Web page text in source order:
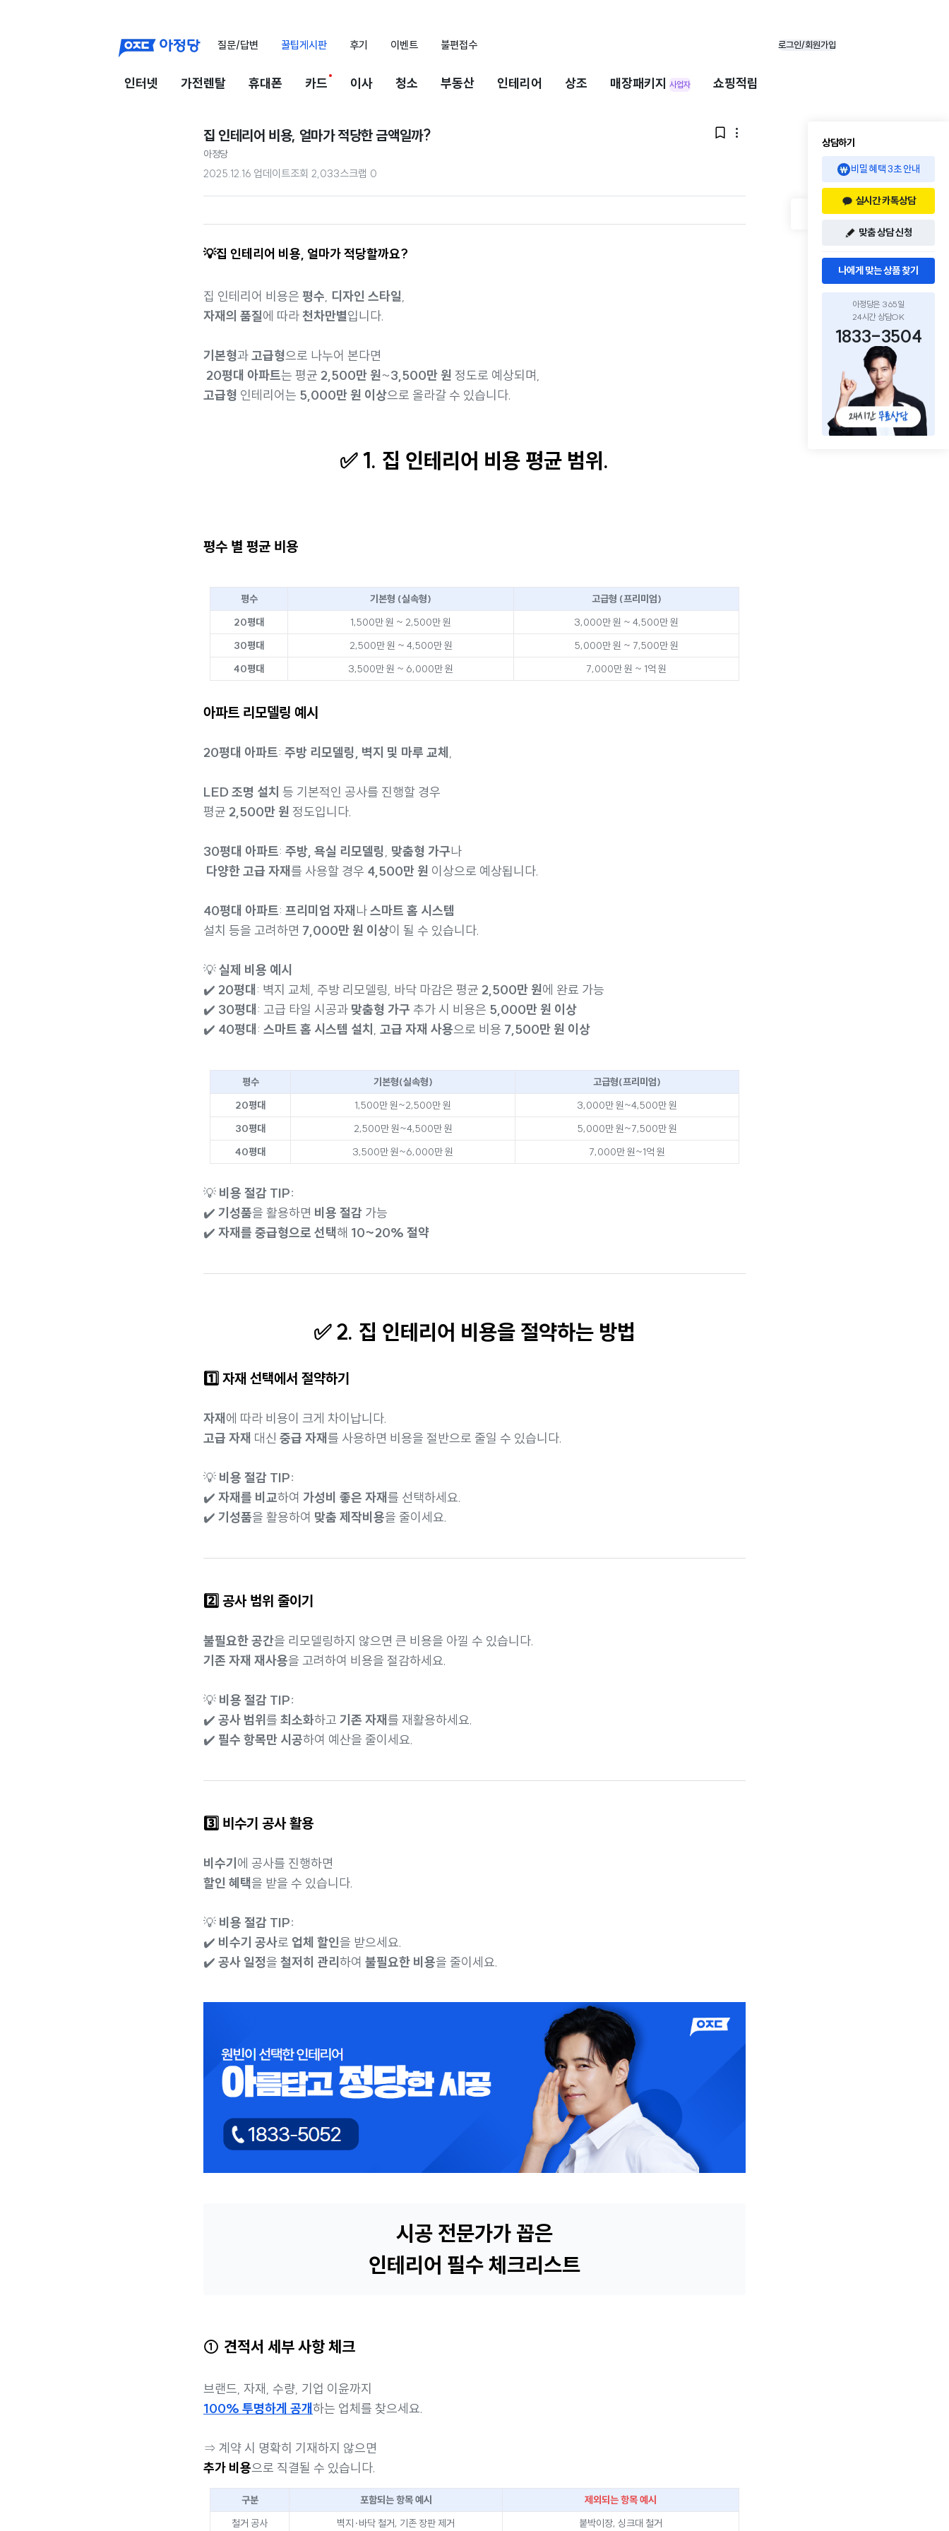
질문/답변 꿀팁게시판 후기 이벤트 불편접수 로그인/회원가입
인터넷 가전렌탈 휴대폰 카드 이사 청소 부동산 인테리어 상조 매장패키지 사업자 쇼핑적립
집 인테리어 비용, 얼마가 적당한 금액일까?  
아정당
2025.12.16 업데이트조회 2,033스크랩 0
💡집 인테리어 비용, 얼마가 적당할까요?
집 인테리어 비용은 평수, 디자인 스타일,
자재의 품질에 따라천차만별입니다.
기본형과고급형으로 나누어 본다면
20평대 아파트는 평균 2,500만 원~3,500만 원 정도로 예상되며,
고급형 인테리어는 5,000만 원 이상으로 올라갈 수 있습니다.
✅1. 집 인테리어 비용 평균 범위.
평수 별 평균 비용
평수 기본형 (실속형)
고급형 (프리미엄)
20평대
1,500만 원 ~ 2,500만 원
3,000만 원 ~ 4,500만 원
30평대
2,500만 원 ~ 4,500만 원
5,000만 원 ~ 7,500만 원
40평대
3,500만 원 ~ 6,000만 원 7,000만 원 ~ 1억 원
아파트 리모델링 예시
20평대 아파트: 주방 리모델링, 벽지 및 마루 교체 ,
LED 조명 설치 등 기본적인 공사를 진행할 경우
평균 2,500만 원 정도입니다.
30평대 아파트: 주방, 욕실 리모델링, 맞춤형 가구나
다양한 고급 자재를 사용할 경우 4,500만 원 이상으로 예상됩니다.
40평대 아파트: 프리미엄 자재 나스마트 홈 시스템
설치 등을 고려하면 7,000만 원 이상이 될 수 있습니다.
💡실제 비용 예시
✔️ 20평대 : 벽지 교체, 주방 리모델링, 바닥 마감은 평균 2,500만 원에 완료 가능
✔️ 30평대 : 고급 타일 시공과 맞춤형 가구 추가 시 비용은 5,000만 원 이상
✔️ 40평대 : 스마트 홈 시스템 설치 , 고급 자재 사용으로 비용 7,500만 원 이상
평수 기본형(실속형)
고급형(프리미엄)
20평대
1,500만 원~2,500만 원
3,000만 원~4,500만 원
30평대
2,500만 원~4,500만 원
5,000만 원~7,500만 원
40평대
3,500만 원~6,000만 원 7,000만 원~1억 원
💡 비용 절감 TIP:
✔️ 기성품을 활용하면 비용 절감 가능
✔️ 자재를 중급형으로 선택해 10~20% 절약
✅2. 집 인테리어 비용을 절약하는 방법
1️⃣ 자재 선택에서 절약하기
자재 에 따라 비용이 크게 차이납니다.
고급 자재 대신 중급 자재를 사용하면 비용을 절반으로 줄일 수 있습니다.
💡 비용 절감 TIP:
✔️ 자재를 비교하여 가성비 좋은 자재를 선택하세요.
✔️ 기성품을 활용하여 맞춤 제작비용을 줄이세요.
2️⃣ 공사 범위 줄이기
불필요한 공간을 리모델링하지 않으면 큰 비용을 아낄 수 있습니다.
기존 자재 재사용을 고려하여 비용을 절감하세요.
💡 비용 절감 TIP:
✔️ 공사 범위 를 최소화하고 기존 자재를 재활용하세요.
✔️ 필수 항목만 시공하여 예산을 줄이세요.
3️⃣ 비수기 공사 활용
비수기 에 공사를 진행하면
할인 혜택을 받을 수 있습니다.
💡 비용 절감 TIP:
✔️ 비수기 공사로 업체 할인을 받으세요.
✔️ 공사 일정을 철저히 관리 하여 불필요한 비용을 줄이세요.
시공 전문가가 꼽은
인테리어 필수 체크리스트
① 견적서 세부 사항 체크
브랜드, 자재, 수량, 기업 이윤까지
100% 투명하게 공개하는 업체를 찾으세요.
⇒ 계약 시 명확히 기재하지 않으면
추가 비용으로 직결될 수 있습니다.
구분 포함되는 항목 예시
제외되는 항목 예시
철거 공사
벽지·바닥 철거, 기존 장판 제거 붙박이장, 싱크대 철거
상담하기
비밀 혜택 3초 안내
실시간 카톡상담
맞춤 상담 신청
나에게 맞는 상품 찾기
아정당은 365일
24시간 상담OK
1833-3504